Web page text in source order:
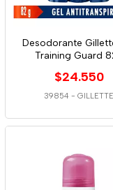
Desodorante
Training Guard
$24.550
39854 - GILLETTE